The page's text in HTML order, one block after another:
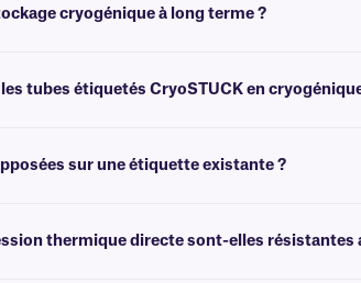
cryogénique à long terme ?
tubes étiquetés CryoSTUCK en
sur une étiquette existante ?
thermique directe sont-elles résistantes